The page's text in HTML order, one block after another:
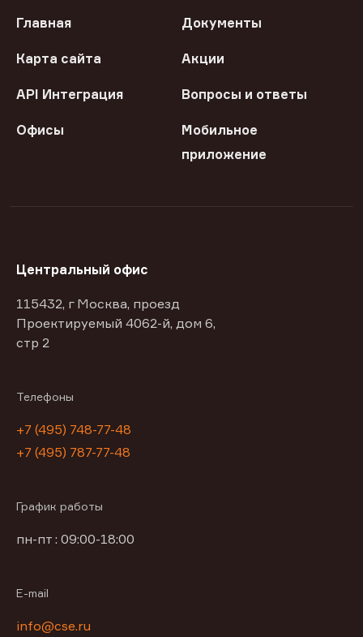
Главная Документы
Карта сайта Акции
API Интеграция Вопросы и ответы
Офисы
Мобильное
приложение
Центральный офис
115432, г Москва, проезд
Проектируемый 4062-й, дом 6,
стр 2
Телефоны
+7 (495) 748-77-48
+7 (495) 787-77-48
График работы
пн-пт : 09:00-18:00
E-mail
info@cse.ru